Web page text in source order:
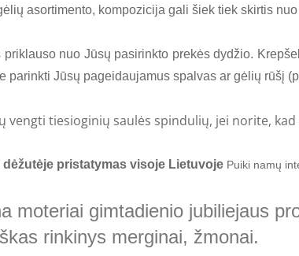
asortimento, kompozicija gali šiek tiek skirtis
priklauso nuo Jūsų pasirinkto prekės dydžio.
parinkti Jūsų pageidaujamus spalvas ar gėlių rūšį
tiesioginių saulės spindulių, jei norite,
pristatymas visoje Lietuvoje Puiki namų
moteriai gimtadienio jubiliejaus
rinkinys merginai, žmonai.